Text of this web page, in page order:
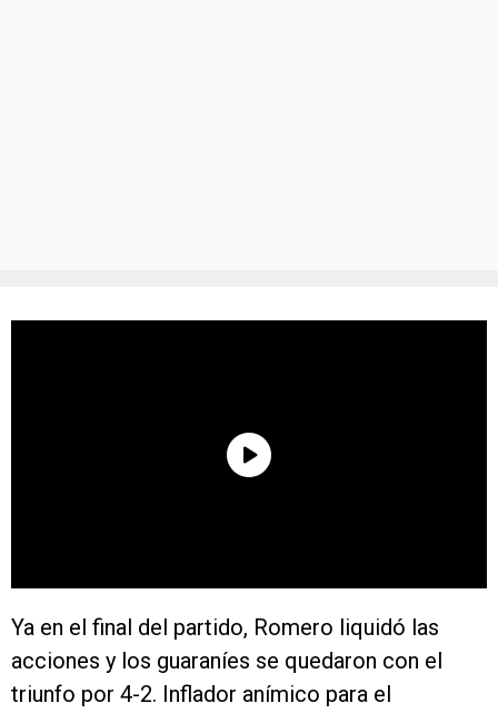
Ya en el final del partido, Romero liquidó las
acciones y los guaraníes se quedaron con el
triunfo por 4-2. Inflador anímico para el